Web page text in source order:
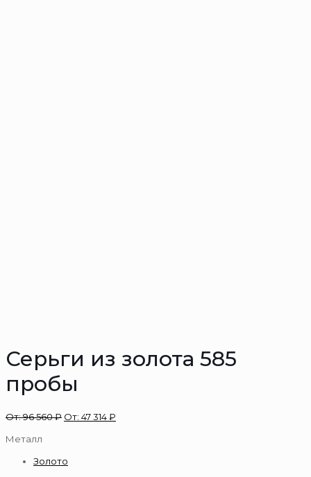
Серьги из золота 585
пробы
От:96 560₽ От: 47 314₽
Металл
Золото